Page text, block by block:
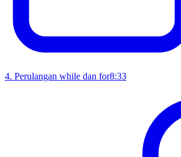
4. Perulangan while dan for8:33